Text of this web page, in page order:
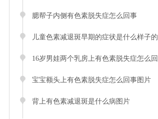
腮帮子内侧有色素脱失症怎么回事
儿童色素减退斑早期的症状是什么样子的
16岁男娃两个乳房上有色素脱失症怎么回
宝宝额头上有色素脱失症怎么回事图片
背上有色素减退斑是什么病图片